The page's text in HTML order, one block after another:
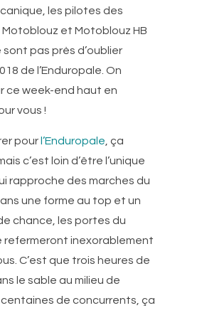
les pilotes des
Motoblouz et Motoblouz HB
sont pas près d’oublier
de l’Enduropale. On
ce week-end haut en
vous !
pour l’Enduropale , ça
c’est loin d’être l’unique
rapproche des marches du
une forme au top et un
chance, les portes du
refermeront inexorablement
C’est que trois heures de
le sable au milieu de
de concurrents, ça